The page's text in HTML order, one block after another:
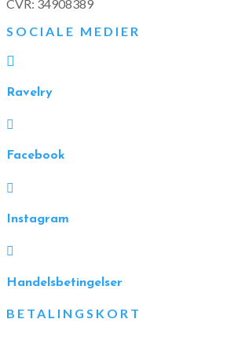
CVR: 34908389
SOCIALE MEDIER

Ravelry

Facebook

Instagram

Handelsbetingelser
BETALINGSKORT